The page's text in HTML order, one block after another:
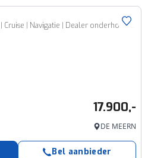
1.5 i-VTEC Elegance | Trekhaak | Cruise | Navigatie | Dealer onderhouden! |
17.900,-
DE MEERN
Bel aanbieder